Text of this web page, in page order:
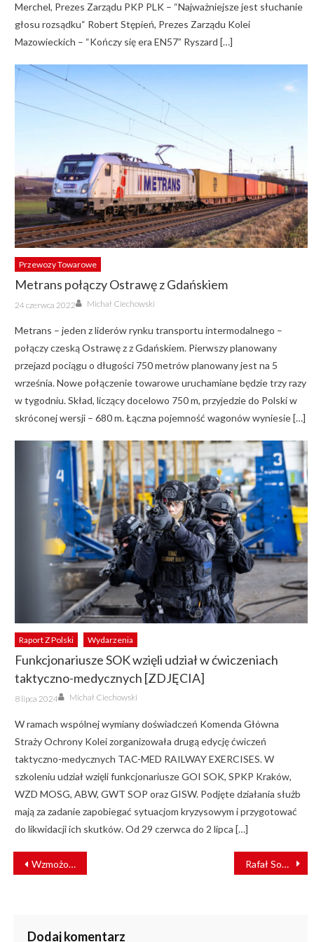
Merchel, Prezes Zarządu PKP PLK – “Najważniejsze jest słuchanie
głosu rozsądku“ Robert Stępień, Prezes Zarządu Kolei
Mazowieckich – “Kończy się era EN57” Ryszard […]
Przewozy Towarowe
Metrans połączy Ostrawę z Gdańskiem
Posted
on
24 czerwca 2022 Author
Michał Ciechowski
Metrans – jeden z liderów rynku transportu intermodalnego –
połączy czeską Ostrawę z z Gdańskiem. Pierwszy planowany
przejazd pociągu o długości 750 metrów planowany jest na 5
września. Nowe połączenie towarowe uruchamiane będzie trzy razy
w tygodniu. Skład, liczący docelowo 750 m, przyjedzie do Polski w
skróconej wersji – 680 m. Łączna pojemność wagonów wyniesie […]
Raport Z Polski Wydarzenia
Funkcjonariusze SOK wzięli udział w ćwiczeniach
taktyczno-medycznych [ZDJĘCIA]
Posted
on
8 lipca 2024 Author
Michał Ciechowski
W ramach wspólnej wymiany doświadczeń Komenda Główna
Straży Ochrony Kolei zorganizowała drugą edycję ćwiczeń
taktyczno-medycznych TAC-MED RAILWAY EXERCISES. W
szkoleniu udział wzięli funkcjonariusze GOI SOK, SPKP Kraków,
WZD MOSG, ABW, GWT SOP oraz GISW. Podjęte działania służb
mają za zadanie zapobiegać sytuacjom kryzysowym i przygotować
do likwidacji ich skutków. Od 29 czerwca do 2 lipca […]
NAWIGACJA
WPISU
Wzmożone kontrole w pociągach. “Wykryto 29 nieprawidłowości” Rafał Sosnowski: Żeglarstwo uczy hartu ducha i cierpliwości [WYWIAD]
Dodaj komentarz